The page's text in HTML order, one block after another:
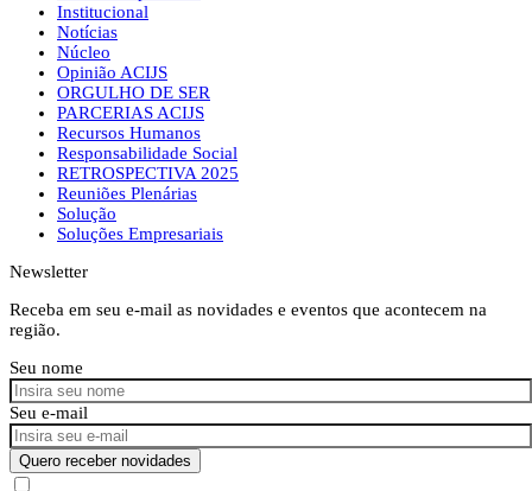
Institucional
Notícias
Núcleo
Opinião ACIJS
ORGULHO DE SER
PARCERIAS ACIJS
Recursos Humanos
Responsabilidade Social
RETROSPECTIVA 2025
Reuniões Plenárias
Solução
Soluções Empresariais
Newsletter
Receba em seu e-mail as novidades e eventos que acontecem na
região.
Seu nome
Seu e-mail
Quero receber novidades